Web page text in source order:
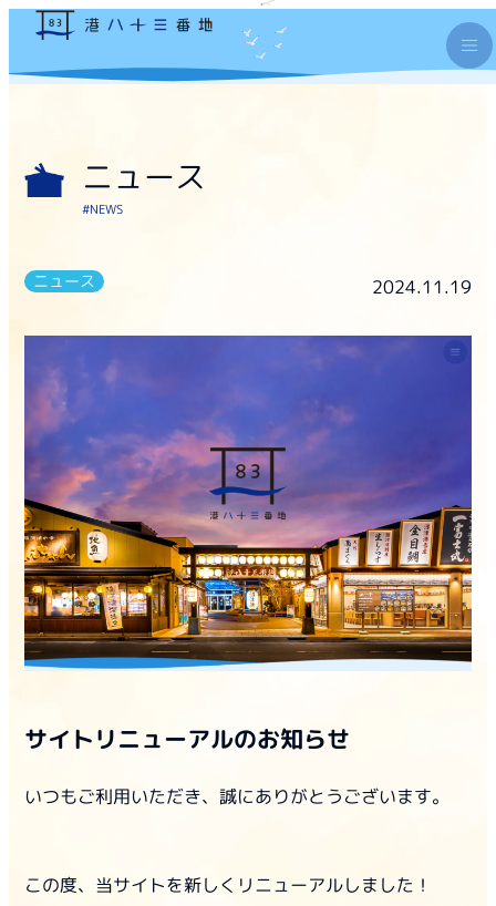
ニュース
#NEWS
ニュース 2024.11.19
サイトリニューアルのお知らせ
いつもご利用いただき、誠にありがとうございます。
この度、当サイトを新しくリニューアルしました！